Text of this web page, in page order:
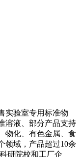
实验室专用标准物
溶液、部分产品支持
物化、有色金属、食
领域，产品超过10余
研院校和工厂企